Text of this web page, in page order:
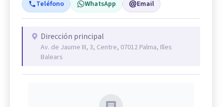
Teléfono WhatsApp Email
Dirección principal
Av. de Jaume III, 3, Centre, 07012 Palma, Illes
Balears